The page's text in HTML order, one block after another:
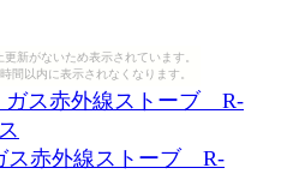
新がないため表示されています。
間以内に表示されなくなります。
赤外線ストーブ R-